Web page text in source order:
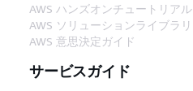
AWS ハンズオンチュートリアル
AWS ソリューションライブラリ
AWS 意思決定ガイド
サービスガイド